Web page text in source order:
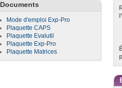
Documents
Mode d'emploi Exp-Pro
Plaquette CAPS
Plaquette Evalutil
Plaquette Exp-Pro
Plaquette Matrices